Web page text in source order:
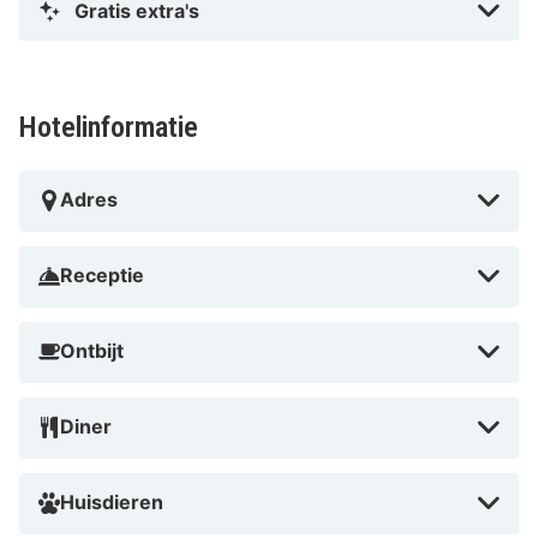
Gratis extra's
Hotelinformatie
Adres
Receptie
Ontbijt
Diner
Huisdieren